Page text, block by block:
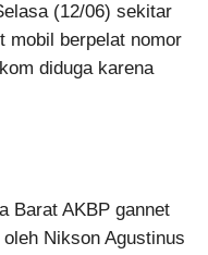
(12/06) sekitar
mobil berpelat nomor
diduga karena
Barat AKBP gannet
Nikson Agustinus